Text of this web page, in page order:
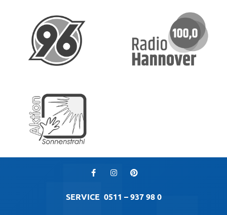
SERVICE 0511 – 937 98 0